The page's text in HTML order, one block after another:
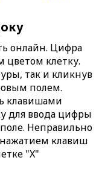
онлайн. Цифра
цветом клетку.
так и кликнув
полем.
клавишами
для ввода цифры
Неправильно
клавиш
"X"